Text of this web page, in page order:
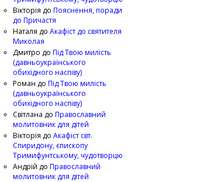
Вікторія до Пояснення, поради
до Причастя
Наталя до Акафіст до святителя
Миколая
Дмитро до Під Твою милість
(давньоукраїнського
обихідного наспіву)
Роман до Під Твою милість
(давньоукраїнського
обихідного наспіву)
Світлана до Православний
молитовник для дітей
Вікторія до Акафіст свт.
Спиридону, єпископу
Тримифунтському, чудотворцю
Андрій до Православний
молитовник для дітей